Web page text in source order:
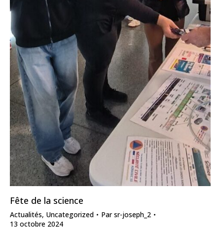
Fête de la science
Actualités, Uncategorized Parsr-joseph_2
13 octobre 2024